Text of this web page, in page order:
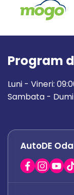
Program
Luni - Vineri:
Sambata -
AutoDE